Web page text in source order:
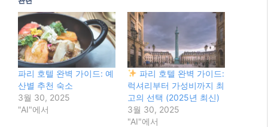
파리 호텔 완벽 가이드: 예
산별 추천 숙소
3월 30, 2025
"AI"에서
파리 호텔 완벽 가이드:
럭셔리부터 가성비까지 최
고의 선택 (2025년 최신)
3월 30, 2025
"AI"에서